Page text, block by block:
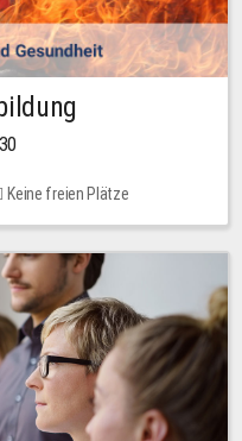
Keine freien Plätze